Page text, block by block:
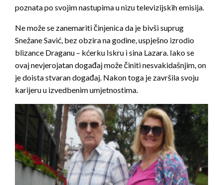
poznata po svojim nastupima u nizu televizijskih emisija.
Ne može se zanemariti činjenica da je bivši suprug
Snežane Savić, bez obzira na godine, uspješno izrodio
blizance Draganu – kćerku Iskru i sina Lazara. Iako se
ovaj nevjerojatan događaj može činiti nesvakidašnjim, on
je doista stvaran događaj. Nakon toga je završila svoju
karijeru u izvedbenim umjetnostima.